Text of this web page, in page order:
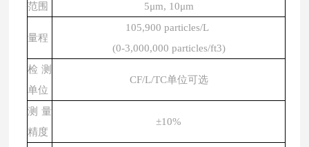
范围
5μm, 10μm
量程
105,900 particles/L
(0-3,000,000 particles/ft3)
检测
单位
CF/L/TC单位可选
测量
精度
±10%